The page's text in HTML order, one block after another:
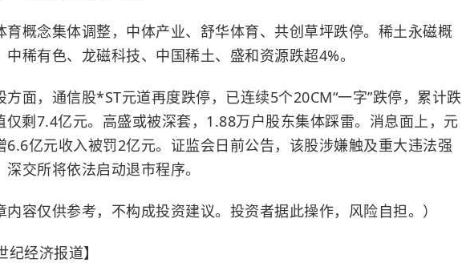
育概念集体调整，中体产业、舒华体育、共创草坪跌停。稀土永磁概
中稀有色、龙磁科技、中国稀土、盛和资源跌超4%。
方面，通信股*ST元道再度跌停，已连续5个20CM“一字”跌停，累计跌
仅剩7.4亿元。高盛或被深套，1.88万户股东集体踩雷。消息面上，元
6.6亿元收入被罚2亿元。证监会日前公告，该股涉嫌触及重大违法强
交所将依法启动退市程序。
内容仅供参考，不构成投资建议。投资者据此操作，风险自担。）
纪经济报道】